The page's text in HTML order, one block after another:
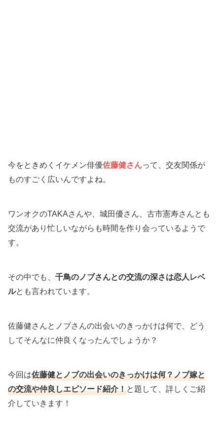
今をときめくイケメン俳優佐藤健さんって、交友関係が
ものすごく広いんですよね。
ワンオクのTAKAさんや、城田優さん、古市憲寿さんとも
交流があり忙しいながらも時間を作り会っているようで
す。
その中でも、千鳥のノブさんとの交流の深さは恋人レベ
ルとも言われています。
佐藤健さんとノブさんの出会いのきっかけは何で、どう
してそんなに仲良くなったんでしょうか？
今回は佐藤健とノブの出会いのきっかけは何？ノブ嫁と
の交流や仲良しエピソード紹介！と題して、詳しくご紹
介していきます！